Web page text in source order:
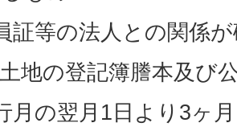
等の法人との関係が
地の登記簿謄本及び
の翌月1日より3ヶ月